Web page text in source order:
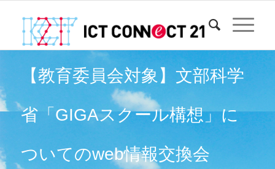
【教育委員会対象】文部科学
省「GIGAスクール構想」に
ついてのweb情報交換会